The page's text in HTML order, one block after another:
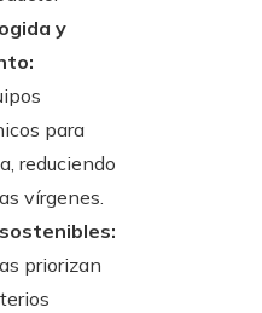
y
para
reduciendo
vírgenes.
priorizan